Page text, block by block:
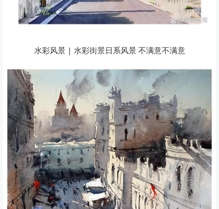
水彩风景 | 水彩街景日系风景 不满意不满意